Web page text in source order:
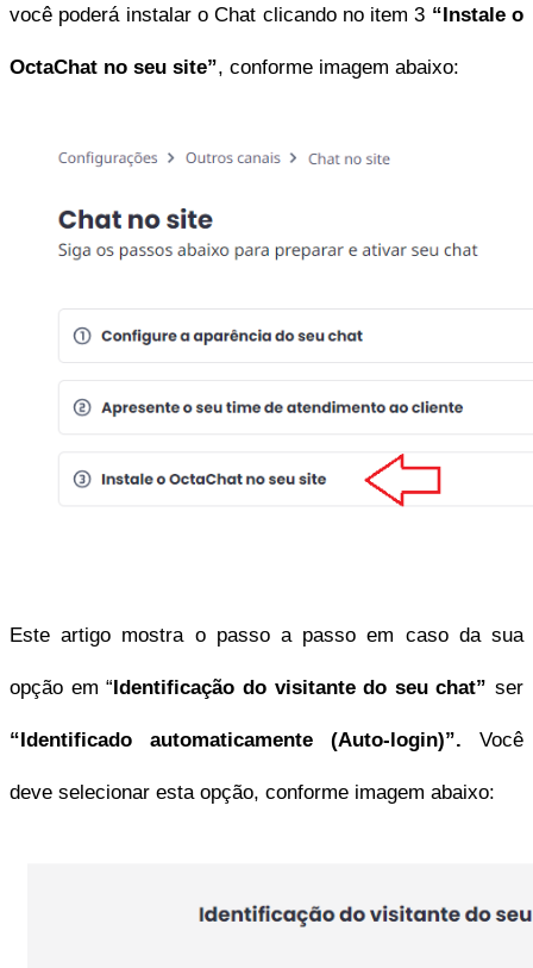
você poderá instalar o Chat clicando no item 3 “Instale o
OctaChat no seu site”, conforme imagem abaixo:
Este artigo mostra o passo a passo em caso da sua
opção em “Identificação do visitante do seu chat” ser
“Identificado automaticamente (Auto-login)”. Você
deve selecionar esta opção, conforme imagem abaixo: